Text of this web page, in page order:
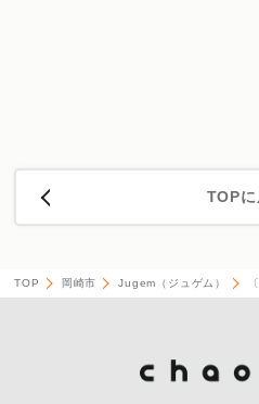
TOPに
TOP 岡崎市 Jugem（ジュゲム）